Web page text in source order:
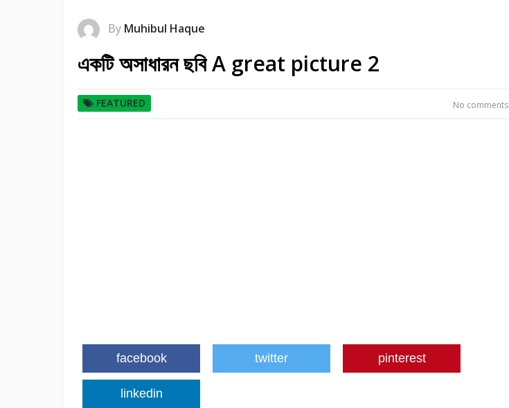
By Muhibul Haque
একটি অসাধারন ছবি A great picture 2
FEATURED No comments
facebook twitter pinterest
linkedin